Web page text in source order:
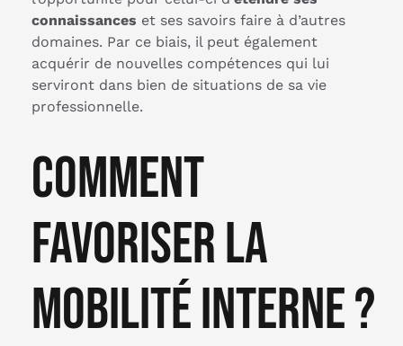
connaissances et ses savoirs faire à d’autres
domaines. Par ce biais, il peut également
acquérir de nouvelles compétences qui lui
serviront dans bien de situations de sa vie
professionnelle.
Comment
favoriser la
mobilité interne ?